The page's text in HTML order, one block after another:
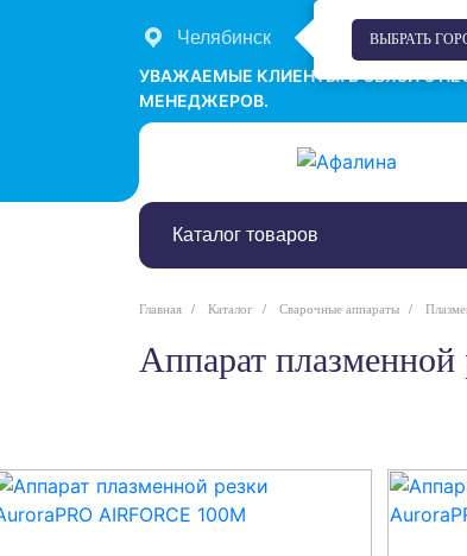
Челябинск ВЫБРАТЬ
+7 (351) 242-
УВАЖАЕМЫЕ КЛИЕНТЫ! В СВЯЗИ С
МЕНЕДЖЕРОВ.
Каталог товаров
Главная Каталог Сварочные аппараты
Аппарат